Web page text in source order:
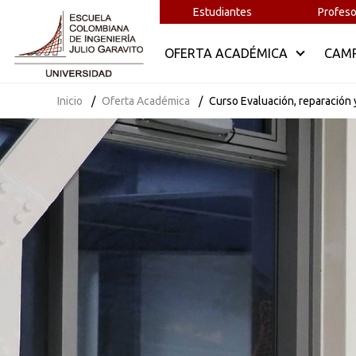
Estudiantes
OFERTA ACADÉMICA
Inicio Oferta Académica Curso Evaluación,